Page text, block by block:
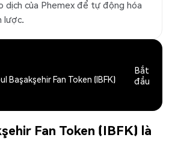
dịch của Phemex để tự động hóa
lược.
Başakşehir Fan Token (IBFK)
Bắt
đầu
Fan Token (IBFK) là